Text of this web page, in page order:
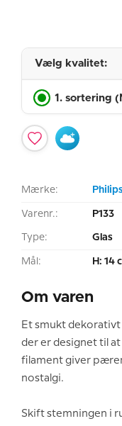
Vælg kvalitet:
1. sortering
Mærke:
Varenr.: P133
Type: Glas
Mål: H: 14
Om varen
Et smukt dekorativt
der er designet til
filament giver
nostalgi.
Skift stemningen i